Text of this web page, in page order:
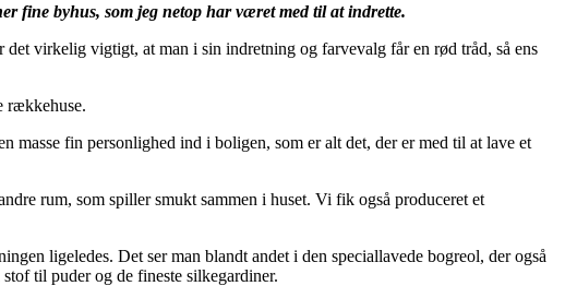
fine byhus, som jeg netop har været med til at indrette.
virkelig vigtigt, at man i sin indretning og farvevalg får en rød tråd, så ens
rækkehuse.
fin personlighed ind i boligen, som er alt det, der er med til at lave et
rum, som spiller smukt sammen i huset. Vi fik også produceret et
ligeledes. Det ser man blandt andet i den speciallavede bogreol, der også
til puder og de fineste silkegardiner.